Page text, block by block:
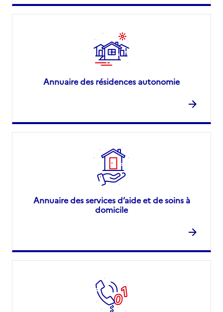
Annuaire des résidences autonomie
Annuaire des services d’aide et de soins à
domicile